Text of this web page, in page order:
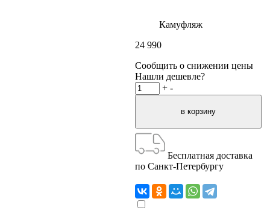
Камуфляж
24 990
Сообщить о снижении цены
Нашли дешевле?
+ -
Бесплатная доставка
по Санкт-Петербургу